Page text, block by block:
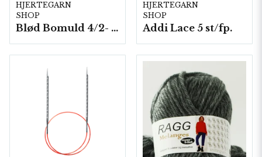
HJERTEGARN
SHOP
Blød Bomuld 4/2- 10 nystan/ fp. á 100 g.
HJERTEGARN
SHOP
Addi Lace 5 st/fp.